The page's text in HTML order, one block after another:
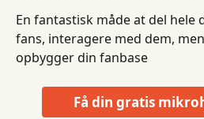
En fantastisk måde at del hele
fans, interagere med dem,
opbygger din fanbase
Få din gratis